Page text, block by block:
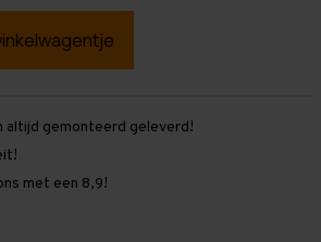
altijd gemonteerd geleverd!
met een 8,9!